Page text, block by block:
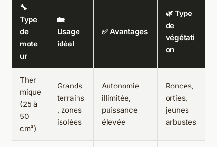
🔧
Type
de
mote
ur
🏡
Usage
idéal
✅ Avantages
🌿 Type
de
végétati
on
Ther
mique
(25 à
50
cm³)
Grands
terrains
, zones
isolées
Autonomie
illimitée,
puissance
élevée
Ronces,
orties,
jeunes
arbustes